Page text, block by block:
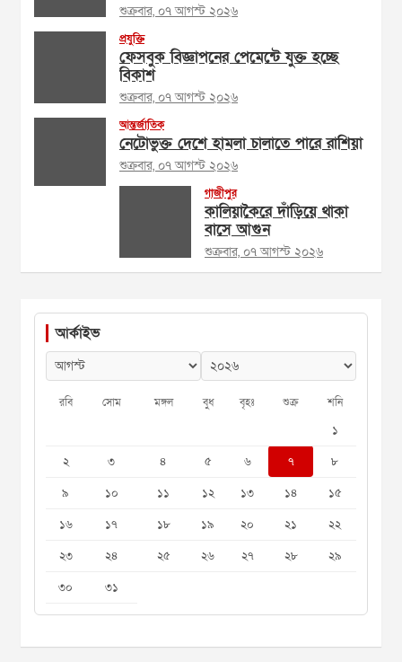
শুক্রবার, ০৭ আগস্ট ২০২৬
প্রযুক্তি
ফেসবুক বিজ্ঞাপনের পেমেন্টে যুক্ত হচ্ছে
বিকাশ
শুক্রবার, ০৭ আগস্ট ২০২৬
আন্তর্জাতিক
নেটোভুক্ত দেশে হামলা চালাতে পারে রাশিয়া
শুক্রবার, ০৭ আগস্ট ২০২৬
গাজীপুর
কালিয়াকৈরে দাঁড়িয়ে থাকা
বাসে আগুন
শুক্রবার, ০৭ আগস্ট ২০২৬
আর্কাইভ
রবি সোম মঙ্গল বুধ বৃহঃ শুক্র শনি
১
২
৩ ৪ ৫ ৬ ৭
৮
৯
১০ ১১ ১২ ১৩ ১৪
১৫
১৬
১৭ ১৮ ১৯ ২০ ২১
২২
২৩
২৪ ২৫ ২৬ ২৭ ২৮
২৯
৩০
৩১